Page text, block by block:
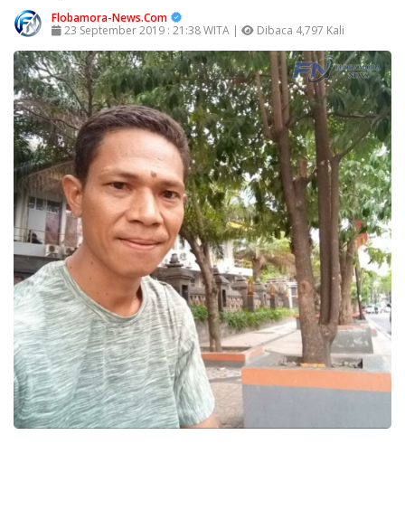
Flobamora-News.Com
23 September 2019 : 21:38 WITA |
Dibaca 4,797 Kali